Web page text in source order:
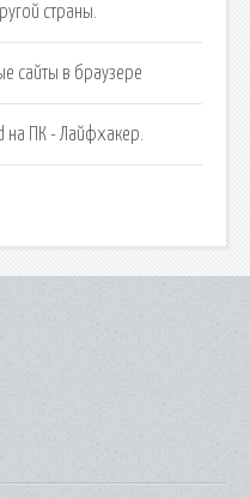
страны.
сайты в браузере
на ПК - Лайфхакер.